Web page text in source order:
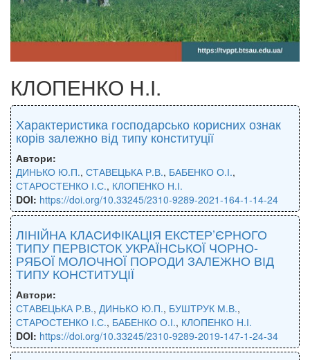
КЛОПЕНКО Н.І.
Характеристика господарсько корисних ознак
корів залежно від типу конституції
Автори:
ДИНЬКО Ю.П., СТАВЕЦЬКА Р.В., БАБЕНКО О.І.,
СТАРОСТЕНКО І.С., КЛОПЕНКО Н.І.
DOI: https://doi.org/10.33245/2310-9289-2021-164-1-14-24
ЛІНІЙНА КЛАСИФІКАЦІЯ ЕКСТЕР’ЄРНОГО
ТИПУ ПЕРВІСТОК УКРАЇНСЬКОЇ ЧОРНО-
РЯБОЇ МОЛОЧНОЇ ПОРОДИ ЗАЛЕЖНО ВІД
ТИПУ КОНСТИТУЦІЇ
Автори:
СТАВЕЦЬКА Р.В., ДИНЬКО Ю.П., БУШТРУК М.В.,
СТАРОСТЕНКО І.С., БАБЕНКО О.І., КЛОПЕНКО Н.І.
DOI: https://doi.org/10.33245/2310-9289-2019-147-1-24-34